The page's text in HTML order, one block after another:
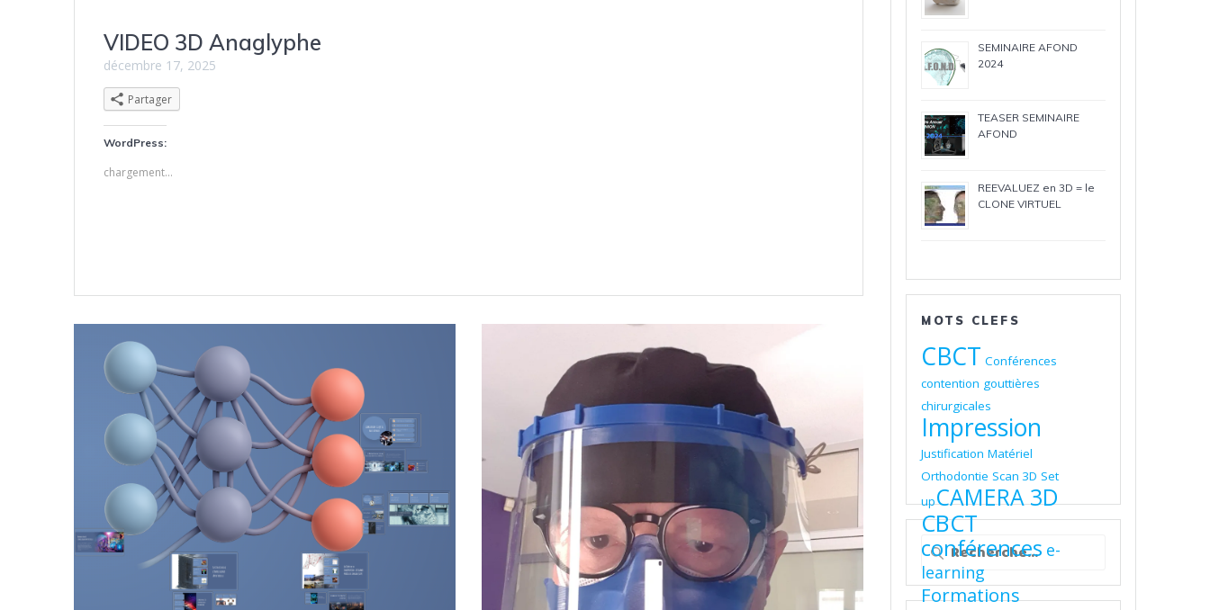
VIDEO 3D Anaglyphe
décembre 17, 2025
Partager
WordPress:
chargement…
SEMINAIRE AFOND
2024
TEASER SEMINAIRE
AFOND
REEVALUEZ en 3D = le
CLONE VIRTUEL
MOTS CLEFS
CBCT Conférences
contention gouttières
chirurgicales
Impression
Justification Matériel
Orthodontie Scan 3D Set
upCAMERA 3D
CBCT
conférences e-
learning
Formations
Recherche
pour
: